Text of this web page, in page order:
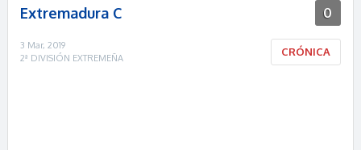
Extremadura C 0
3 Mar, 2019
2ª DIVISIÓN EXTREMEÑA
CRÓNICA